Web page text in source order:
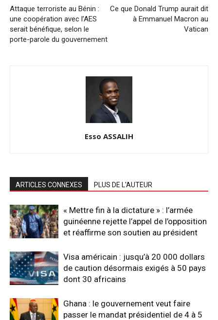
Attaque terroriste au Bénin :
une coopération avec l’AES
serait bénéfique, selon le
porte-parole du gouvernement
Ce que Donald Trump aurait dit
à Emmanuel Macron au
Vatican
Esso ASSALIH
ARTICLES CONNEXES PLUS DE L'AUTEUR
« Mettre fin à la dictature » : l’armée
guinéenne rejette l’appel de l’opposition
et réaffirme son soutien au président
Visa américain : jusqu’à 20 000 dollars
de caution désormais exigés à 50 pays
dont 30 africains
Ghana : le gouvernement veut faire
passer le mandat présidentiel de 4 à 5